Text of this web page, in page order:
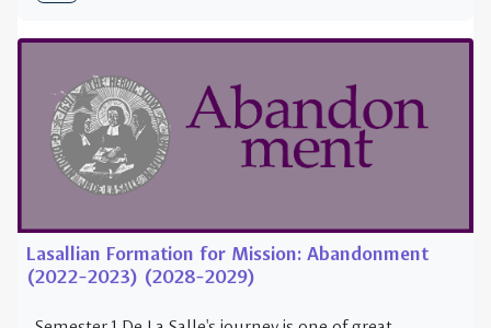
Lasallian Formation for Mission: Abandonment
(2022-2023) (2028-2029)
Semester 1 De La Salle's journey is one of great
faith. Recognizing the needs in 16th century Reims, he
possessed a clear vision of salvation and set out to
accomplish a task he saw as God’s